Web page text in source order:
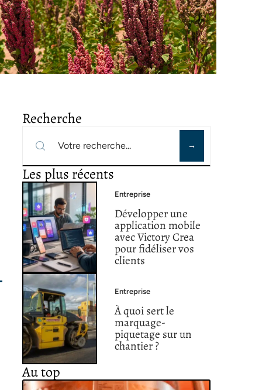
Recherche
Les plus récents
Entreprise
Développer une
application mobile
avec Victory Crea
pour fidéliser vos
clients
Entreprise
À quoi sert le
marquage-
piquetage sur un
chantier ?
Au top